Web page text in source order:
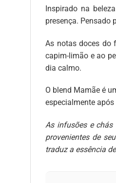
Inspirado na
presença. Pensado
As notas doces do
capim-limão e ao
dia calmo.
O blend Mamãe é
especialmente
As infusões e chás
provenientes de
traduz a essência